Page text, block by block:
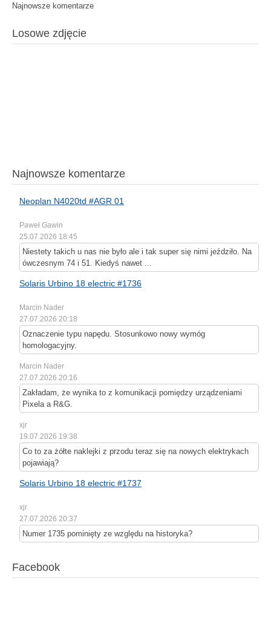
Najnowsze komentarze
Losowe zdjęcie
Najnowsze komentarze
Neoplan N4020td #AGR 01
Paweł Gawin
25.07.2026 18:45
Niestety takich u nas nie było ale i tak super się nimi jeździło. Na
ówczesnym 74 i 51. Kiedyś nawet ...
Solaris Urbino 18 electric #1736
Marcin Nader
27.07.2026 20:18
Oznaczenie typu napędu. Stosunkowo nowy wymóg
homologacyjny.
Marcin Nader
27.07.2026 20:16
Zakładam, że wynika to z komunikacji pomiędzy urządzeniami
Pixela a R&G.
xjr
19.07.2026 19:38
Co to za żółte naklejki z przodu teraz się na nowych elektrykach
pojawiają?
Solaris Urbino 18 electric #1737
xjr
27.07.2026 20:37
Numer 1735 pominięty ze względu na historyka?
Facebook